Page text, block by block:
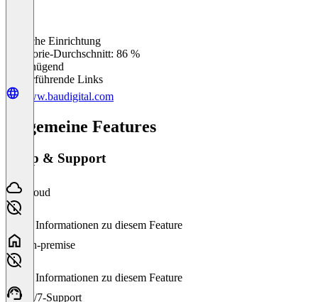
Einfache Einrichtung
Kategorie-Durchschnitt: 86 %
Ungenügend
Weiterführende Links
www.baudigital.com
Allgemeine Features
Setup & Support
Cloud
Keine Informationen zu diesem Feature
On-premise
Keine Informationen zu diesem Feature
24/7-Support